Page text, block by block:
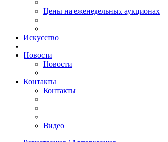
Цены на еженедельных аукционах
Искусствo
Новости
Новости
Контакты
Контакты
Видео